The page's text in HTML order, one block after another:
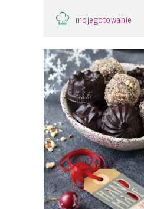
mojegotowanie